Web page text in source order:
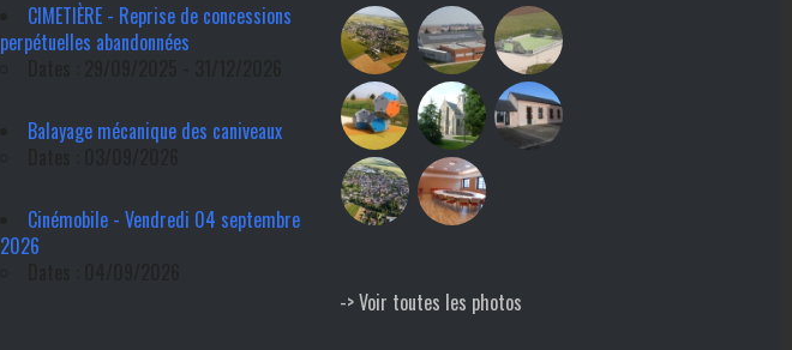
CIMETIÈRE - Reprise de concessions
perpétuelles abandonnées
Balayage mécanique des caniveaux
Cinémobile - Vendredi 04 septembre
2026
-> Voir toutes les photos